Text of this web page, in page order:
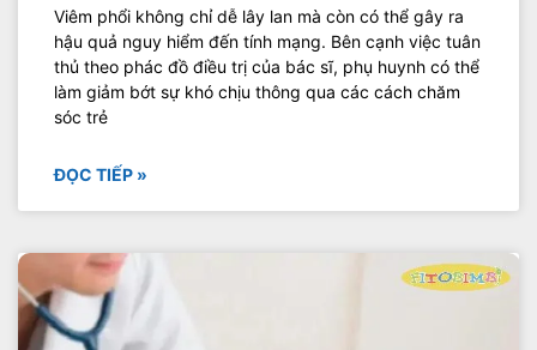
Viêm phổi không chỉ dễ lây lan mà còn có thể gây ra
hậu quả nguy hiểm đến tính mạng. Bên cạnh việc tuân
thủ theo phác đồ điều trị của bác sĩ, phụ huynh có thể
làm giảm bớt sự khó chịu thông qua các cách chăm
sóc trẻ
ĐỌC TIẾP »